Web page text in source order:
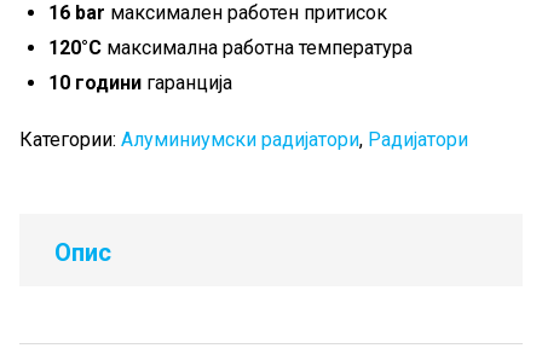
16 bar максимален работен притисок
120°Cмаксимална работна температура
10 годинигаранција
Категории: Алуминиумски радијатори, Радијатори
Опис